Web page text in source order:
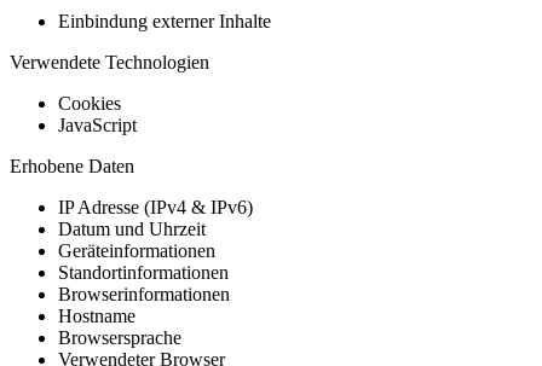
Einbindung externer Inhalte
Verwendete Technologien
Cookies
JavaScript
Erhobene Daten
IP Adresse (IPv4 & IPv6)
Datum und Uhrzeit
Geräteinformationen
Standortinformationen
Browserinformationen
Hostname
Browsersprache
Verwendeter Browser